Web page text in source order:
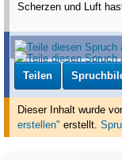
Scherzen und Luft
Teilen
Dieser Inhalt wurde
erstellen" erstellt.